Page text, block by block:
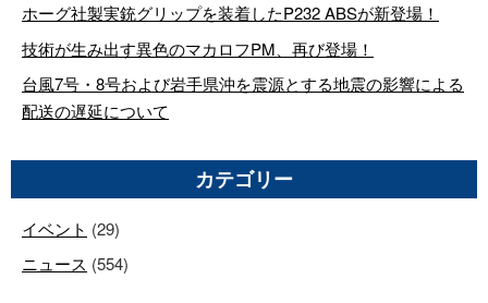
ホーグ社製実銃グリップを装着したP232 ABSが新登場！
技術が生み出す異色のマカロフPM、再び登場！
台風7号・8号および岩手県沖を震源とする地震の影響による
配送の遅延について
カテゴリー
イベント (29)
ニュース (554)